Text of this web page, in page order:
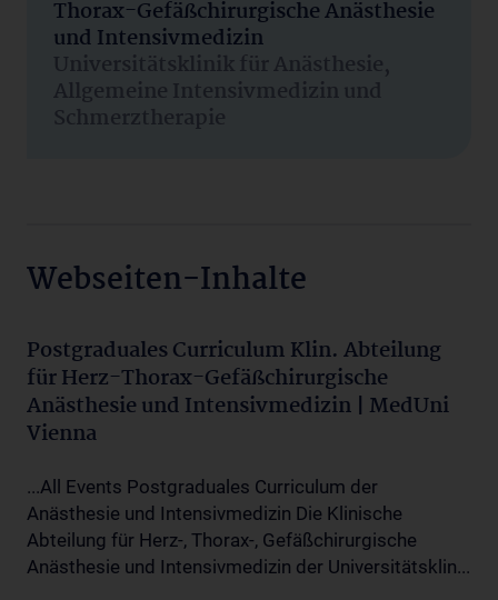
Thorax-Gefäßchirurgische Anästhesie
und Intensivmedizin
Universitätsklinik für Anästhesie,
Allgemeine Intensivmedizin und
Schmerztherapie
Webseiten-Inhalte
Postgraduales Curriculum Klin. Abteilung
für Herz-Thorax-Gefäßchirurgische
Anästhesie und Intensivmedizin | MedUni
Vienna
...All Events Postgraduales Curriculum der
Anästhesie und Intensivmedizin Die Klinische
Abteilung für Herz-, Thorax-, Gefäßchirurgische
Anästhesie und Intensivmedizin der Universitätsklin...